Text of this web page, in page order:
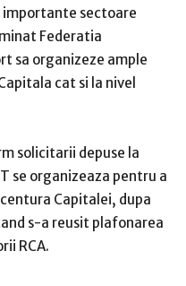
importante sectoare
Federatia
sa organizeze ample
cat si la nivel
solicitarii depuse la
se organizeaza pentru a
Capitalei, dupa
s-a reusit plafonarea
RCA.